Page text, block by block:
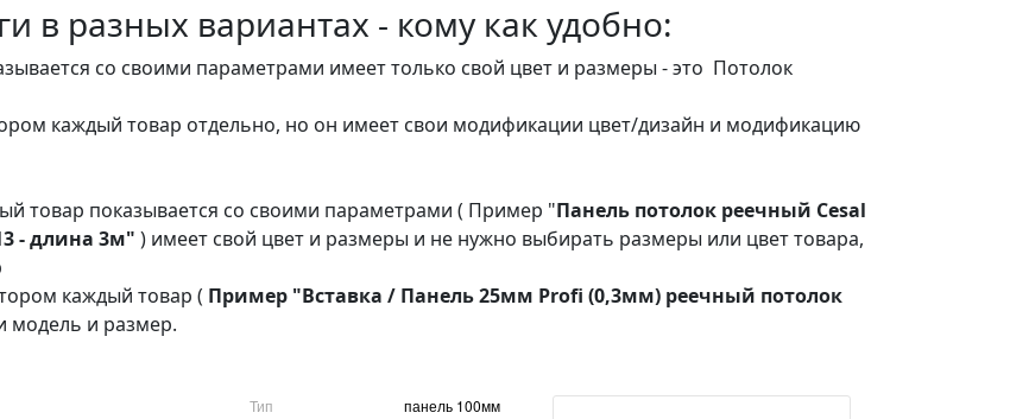
в разных вариантах - кому как удобно:
со своими параметрами имеет только свой цвет и размеры - это Потолок
каждый товар отдельно, но он имеет свои модификации цвет/дизайн и модификацию
товар показывается со своими параметрами ( Пример "Панель потолок реечный Cesal
- длина 3м" ) имеет свой цвет и размеры и не нужно выбирать размеры или цвет товара,
каждый товар ( Пример "Вставка / Панель 25мм Profi (0,3мм) реечный потолок
модель и размер.
Тип
панель 100мм